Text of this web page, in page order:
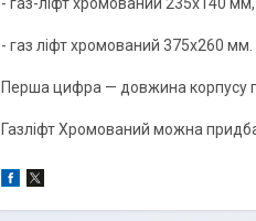
- газ ліфт хромований 375x260 мм.
Перша цифра — довжина корпусу
Газліфт Хромований можна